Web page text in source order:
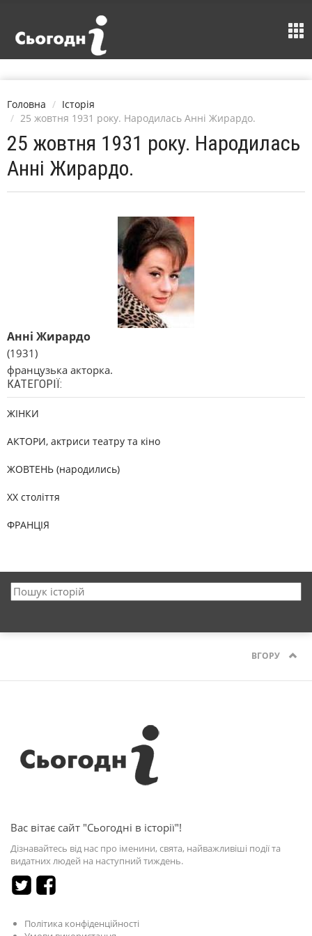
Головна
Історія
25 жовтня 1931 року. Народилась Анні Жирардо.
25 жовтня 1931 року. Народилась
Анні Жирардо.
Анні Жирардо
(1931)
французька акторка.
КАТЕГОРІЇ:
ЖІНКИ
АКТОРИ, актриси театру та кіно
ЖОВТЕНЬ (народились)
XX століття
ФРАНЦІЯ
ВГОРУ
Вас вітає сайт "Сьогодні в історії"!
Дізнавайтесь від нас про іменини, свята, найважливіші події та
видатних людей на наступний тиждень.
Політика конфіденційності